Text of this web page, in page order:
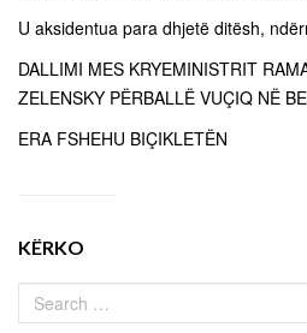
U aksidentua para dhjetë ditësh,
DALLIMI MES KRYEMINISTRIT
ZELENSKY PËRBALLË VUÇIQ NË
ERA FSHEHU BIÇIKLETËN
KËRKO